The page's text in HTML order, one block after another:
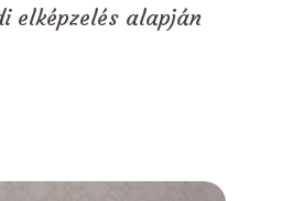
elképzelés alapján